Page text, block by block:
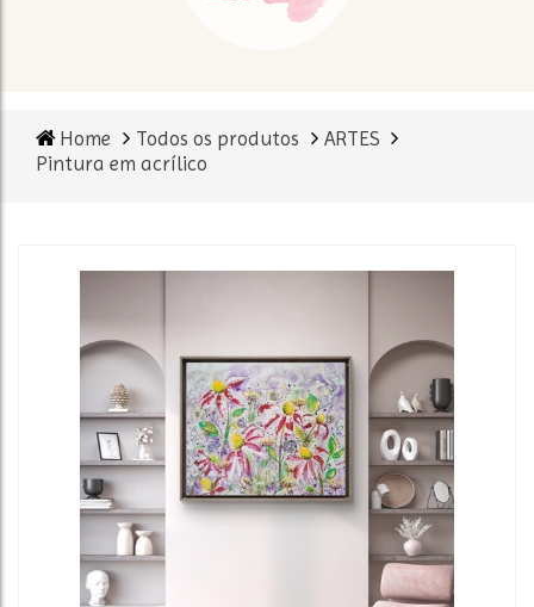
Home Todos os produtos
ARTES
Pintura em acrílico